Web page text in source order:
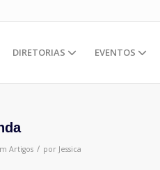
DIRETORIAS EVENTOS
Artigos / por Jessica